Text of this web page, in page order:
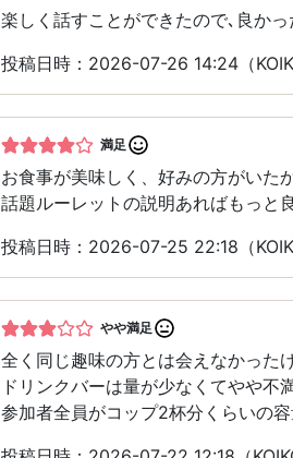
楽しく話すことができたので､良か
投稿日時：2026-07-26 14:24（
満足
お食事が美味しく、好みの方がいたか
話題ルーレットの説明あればもっと
投稿日時：2026-07-25 22:18（
やや満足
全く同じ趣味の方とは会えなかった
ドリンクバーは量が少なくてやや不満
参加者全員がコップ2杯分くらいの